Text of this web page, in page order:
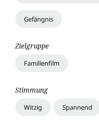
Gefängnis
Zielgruppe
Familienfilm
Stimmung
Witzig Spannend